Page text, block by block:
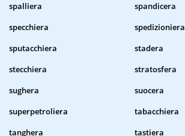
spalliera
spandicera
specchiera
spedizioniera
sputacchiera
stadera
stecchiera
stratosfera
sughera
suocera
superpetroliera
tabacchiera
tanghera
tastiera